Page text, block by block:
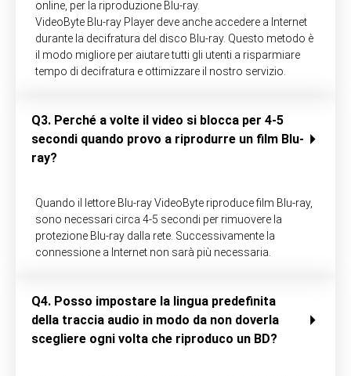
online, per la riproduzione Blu-ray.
VideoByte Blu-ray Player deve anche accedere a Internet
durante la decifratura del disco Blu-ray. Questo metodo è
il modo migliore per aiutare tutti gli utenti a risparmiare
tempo di decifratura e ottimizzare il nostro servizio.
Q3. Perché a volte il video si blocca per 4-5
secondi quando provo a riprodurre un film Blu-
ray?
Quando il lettore Blu-ray VideoByte riproduce film Blu-ray,
sono necessari circa 4-5 secondi per rimuovere la
protezione Blu-ray dalla rete. Successivamente la
connessione a Internet non sarà più necessaria.
Q4. Posso impostare la lingua predefinita
della traccia audio in modo da non doverla
scegliere ogni volta che riproduco un BD?